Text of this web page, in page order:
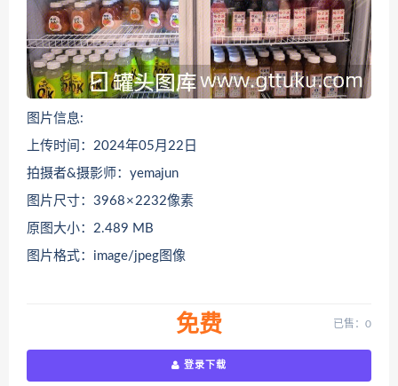
图片信息:
上传时间：2024年05月22日
拍摄者&摄影师：yemajun
图片尺寸：3968 × 2232像素
原图大小：2.489 MB
图片格式：image/jpeg图像
免费 已售：0
登录下载